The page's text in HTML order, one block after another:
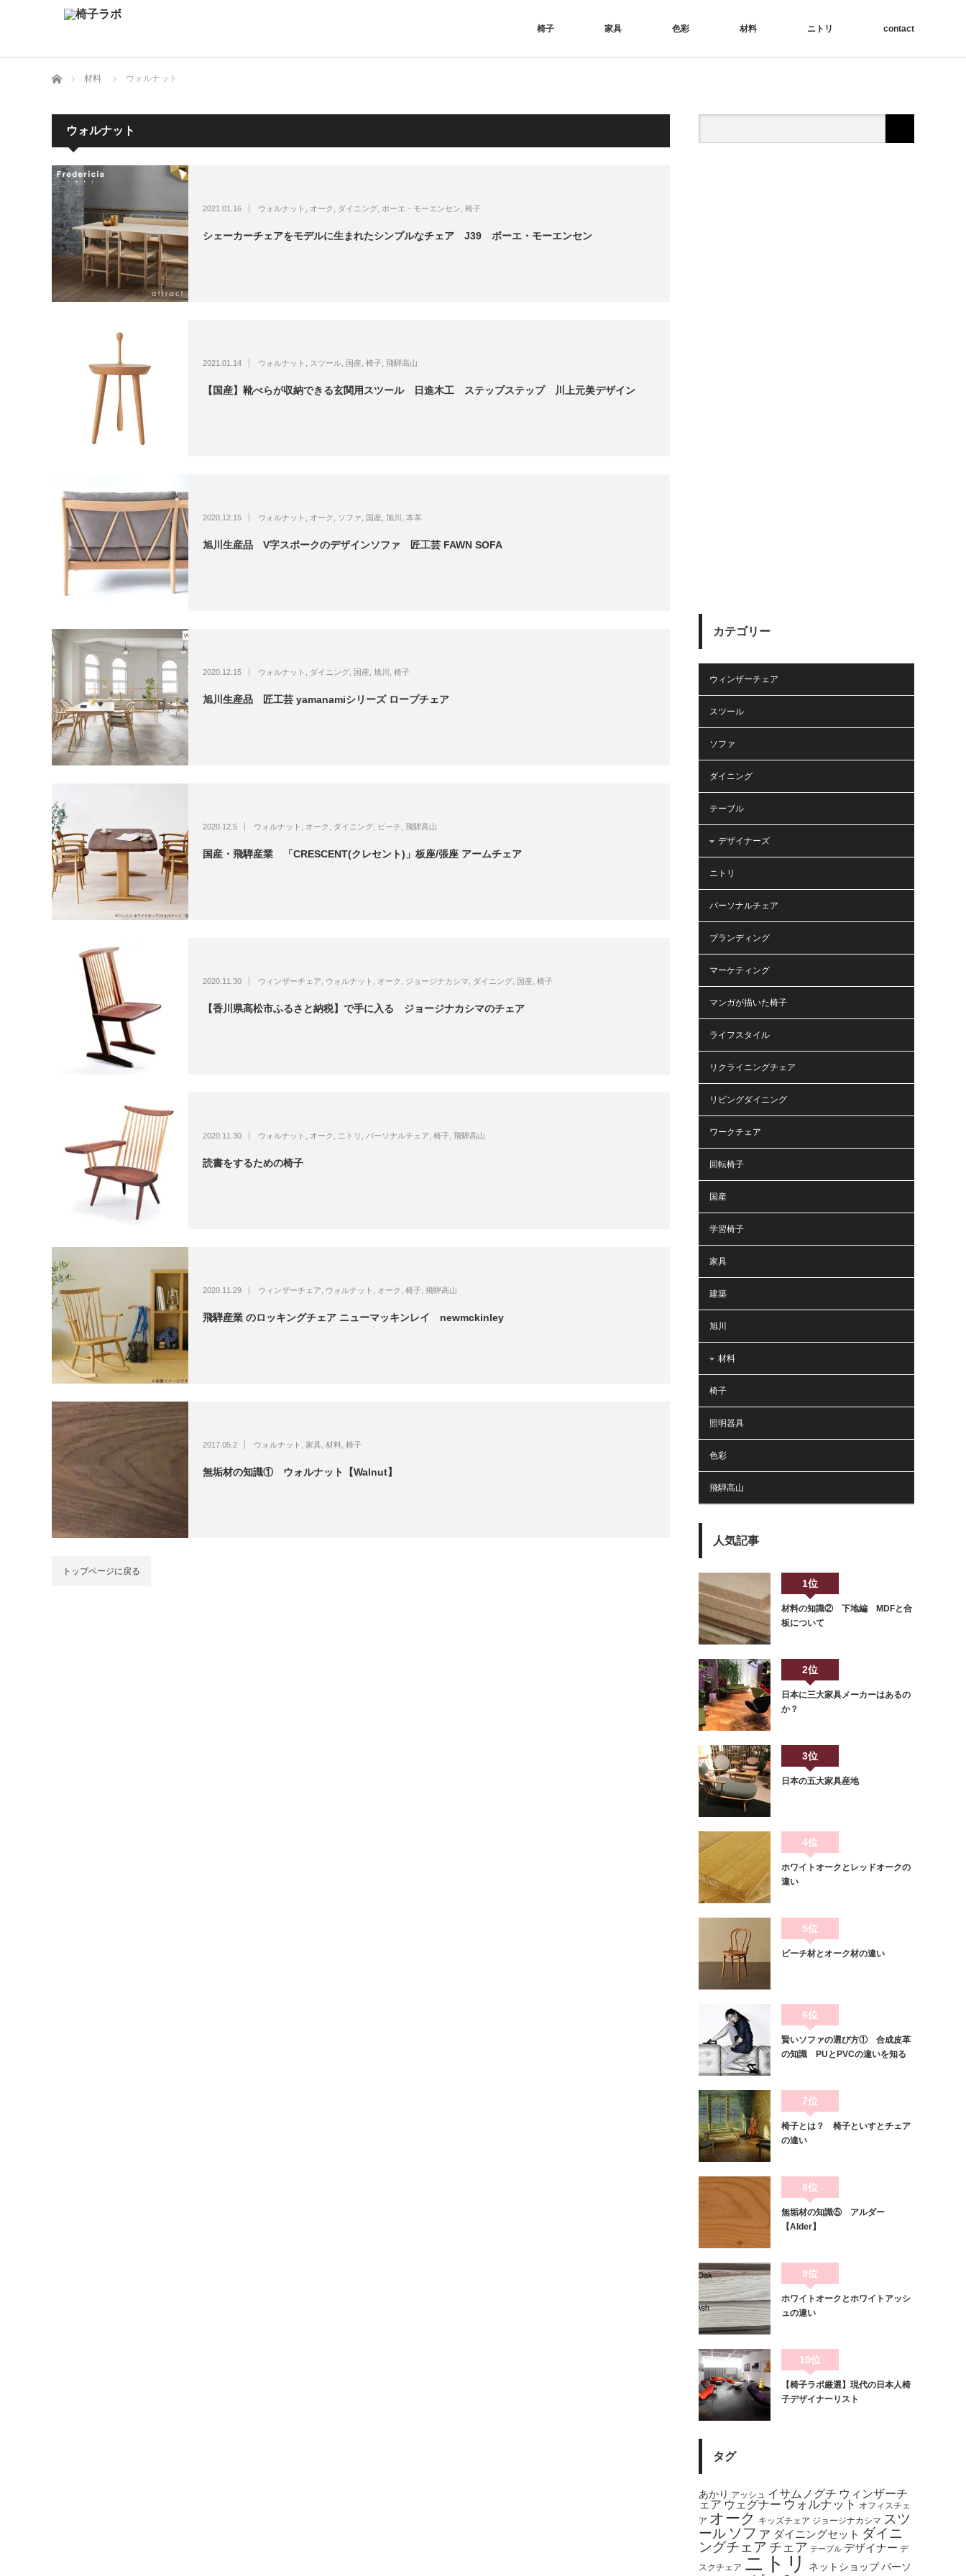
椅子 家具 色彩 材料 ニトリ contact
ホーム 材料 ウォルナット
ウォルナット
2021.01.16 ウォルナット オーク ダイニング ボーエ・モーエンセン 椅子
シェーカーチェアをモデルに生まれたシンプルなチェア J39 ボーエ・モーエンセン
2021.01.14 ウォルナット スツール 国産 椅子 飛騨高山
【国産】靴べらが収納できる玄関用スツール 日進木工 ステップステップ 川上元美デザイン
2020.12.15 ウォルナット オーク ソファ 国産 旭川 本革
旭川生産品 V字スポークのデザインソファ 匠工芸 FAWN SOFA
2020.12.15 ウォルナット ダイニング 国産 旭川 椅子
旭川生産品 匠工芸 yamanamiシリーズ ロープチェア
2020.12.5 ウォルナット オーク ダイニング ビーチ 飛騨高山
国産・飛騨産業 「CRESCENT(クレセント)」板座/張座 アームチェア
2020.11.30 ウィンザーチェア ウォルナット オーク ジョージナカシマ ダイニング 国産 椅子
【香川県高松市ふるさと納税】で手に入る ジョージナカシマのチェア
2020.11.30 ウォルナット オーク ニトリ パーソナルチェア 椅子 飛騨高山
読書をするための椅子
2020.11.29 ウィンザーチェア ウォルナット オーク 椅子 飛騨高山
飛騨産業 のロッキングチェア ニューマッキンレイ newmckinley
2017.05.2 ウォルナット 家具 材料 椅子
無垢材の知識① ウォルナット【Walnut】
トップページに戻る
カテゴリー
ウィンザーチェア
スツール
ソファ
ダイニング
テーブル
デザイナーズ
ニトリ
パーソナルチェア
ブランディング
マーケティング
マンガが描いた椅子
ライフスタイル
リクライニングチェア
リビングダイニング
ワークチェア
回転椅子
国産
学習椅子
家具
建築
旭川
材料
椅子
照明器具
色彩
飛騨高山
人気記事
1位
材料の知識② 下地編 MDFと合
板について
2位
日本に三大家具メーカーはあるの
か？
3位
日本の五大家具産地
4位
ホワイトオークとレッドオークの
違い
5位
ビーチ材とオーク材の違い
6位
賢いソファの選び方① 合成皮革
の知識 PUとPVCの違いを知る
7位
椅子とは？ 椅子といすとチェア
の違い
8位
無垢材の知識⑤ アルダー
【Alder】
9位
ホワイトオークとホワイトアッシ
ュの違い
10位
【椅子ラボ厳選】現代の日本人椅
子デザイナーリスト
タグ
あかり アッシュ イサムノグチ ウィンザーチ
ェア ウェグナー ウォルナット オフィスチェ
ア オーク キッズチェア ジョージナカシマ スツ
ール ソファ ダイニングセット ダイニ
ングチェア チェア テーブル デザイナー デ
スクチェア ニトリ ネットショップ パーソ